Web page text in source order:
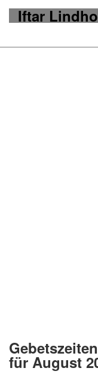
Iftar
für August